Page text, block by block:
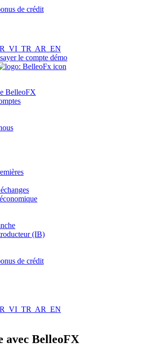
de crédit
VI TR AR EN
le compte démo
BelleoFX
(IB)
de crédit
VI TR AR EN
avec BelleoFX